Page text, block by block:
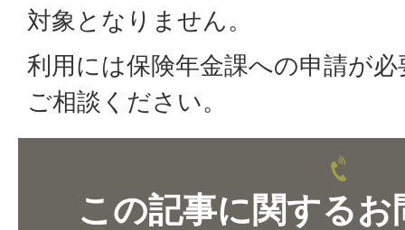
対象となりません。
利用には保険年金課への申請が
ご相談ください。
この記事に関するお